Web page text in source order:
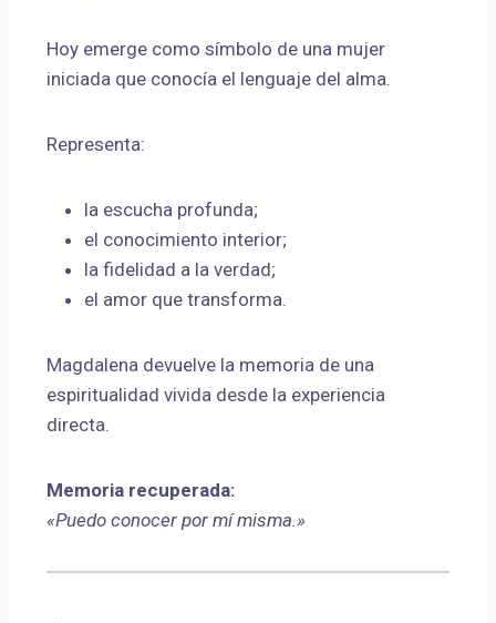
Hoy emerge como símbolo de una mujer
iniciada que conocía el lenguaje del alma.
Representa:
la escucha profunda;
el conocimiento interior;
la fidelidad a la verdad;
el amor que transforma.
Magdalena devuelve la memoria de una
espiritualidad vivida desde la experiencia
directa.
Memoria recuperada:
«Puedo conocer por mí misma.»